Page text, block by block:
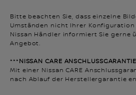
Bitte beachten Sie, dass einzelne
Umständen nicht Ihrer
Nissan Händler informiert Sie gerne
Angebot.
***NISSAN CARE
Mit einer Nissan CARE
nach Ablauf der Herstellergarantie